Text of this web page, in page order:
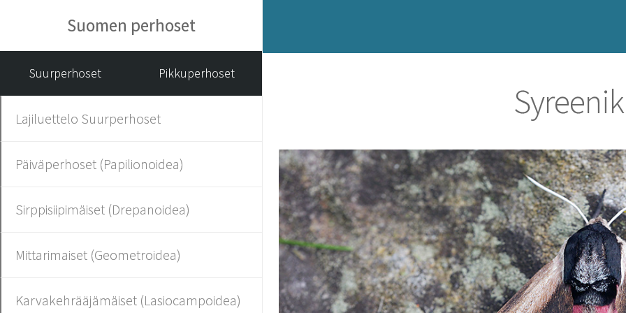
Suomen perhoset
Suurperhoset Pikkuperhoset
Lajiluettelo Suurperhoset
Päiväperhoset (Papilionoidea)
Sirppisiipimäiset (Drepanoidea)
Mittarimaiset (Geometroidea)
Karvakehrääjämäiset (Lasiocampoidea)